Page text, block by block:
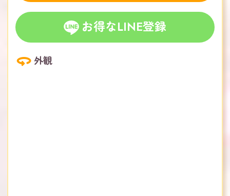
お得なLINE登録
外観